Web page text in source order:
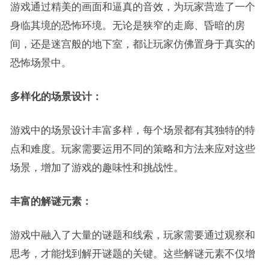
游戏通过精美的画面和逼真的音效，为玩家营造了一个
身临其境的恐怖环境。无论是狭窄的走廊、昏暗的房
间，还是迷宫般的地下室，都让玩家仿佛置身于真实的
恐怖场景中。
多样化的场景设计：
游戏中的场景设计丰富多样，每个场景都有其独特的特
点和难度。玩家需要运用不同的策略和方法来应对这些
场景，增加了游戏的趣味性和挑战性。
丰富的解谜元素：
游戏中融入了大量的谜题和线索，玩家需要通过观察和
思考，才能找到解开谜题的关键。这些解谜元素不仅增